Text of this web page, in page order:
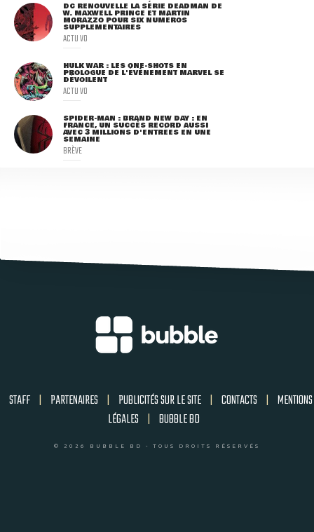
DC RENOUVELLE LA SÉRIE DEADMAN DE
W. MAXWELL PRINCE ET MARTIN
MORAZZO POUR SIX NUMÉROS
SUPPLÉMENTAIRES
ACTU VO
HULK WAR : LES ONE-SHOTS EN
PROLOGUE DE L'ÉVÈNEMENT MARVEL SE
DÉVOILENT
ACTU VO
SPIDER-MAN : BRAND NEW DAY : EN
FRANCE, UN SUCCÈS RECORD AUSSI
AVEC 3 MILLIONS D'ENTRÉES EN UNE
SEMAINE
BRÈVE
STAFF | PARTENAIRES | PUBLICITÉS SUR LE SITE | CONTACTS | MENTIONS
LÉGALES | BUBBLE BD
© 2026 BUBBLE BD - TOUS DROITS RÉSERVÉS